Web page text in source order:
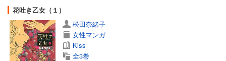
花吐き乙女（１）
松田奈緒子
女性マンガ
Kiss
全3巻